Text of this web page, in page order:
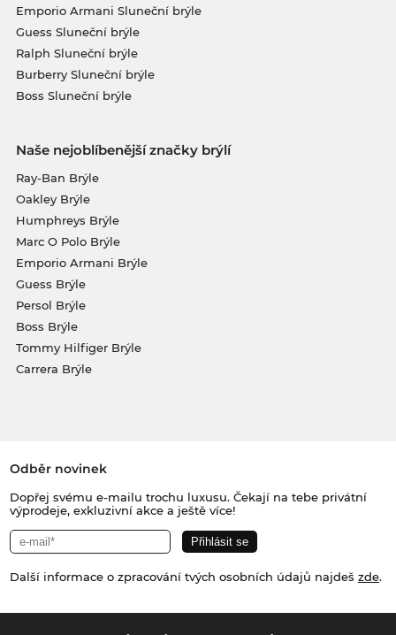
Emporio Armani Sluneční brýle
Guess Sluneční brýle
Ralph Sluneční brýle
Burberry Sluneční brýle
Boss Sluneční brýle
Naše nejoblíbenější značky brýlí
Ray-Ban Brýle
Oakley Brýle
Humphreys Brýle
Marc O Polo Brýle
Emporio Armani Brýle
Guess Brýle
Persol Brýle
Boss Brýle
Tommy Hilfiger Brýle
Carrera Brýle
Odběr novinek
Dopřej svému e-mailu trochu luxusu. Čekají na tebe privátní
výprodeje, exkluzivní akce a ještě více!
Další informace o zpracování tvých osobních údajů najdeš zde.